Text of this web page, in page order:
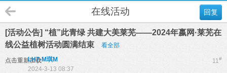
回复
在线活动
[活动公告] “植”此青绿 共建大美莱芜——2024年嬴网·莱芜在
线公益植树活动圆满结束
看全部
点击重新加载 11#
LH7-M琪M
2024-3-13 08:37